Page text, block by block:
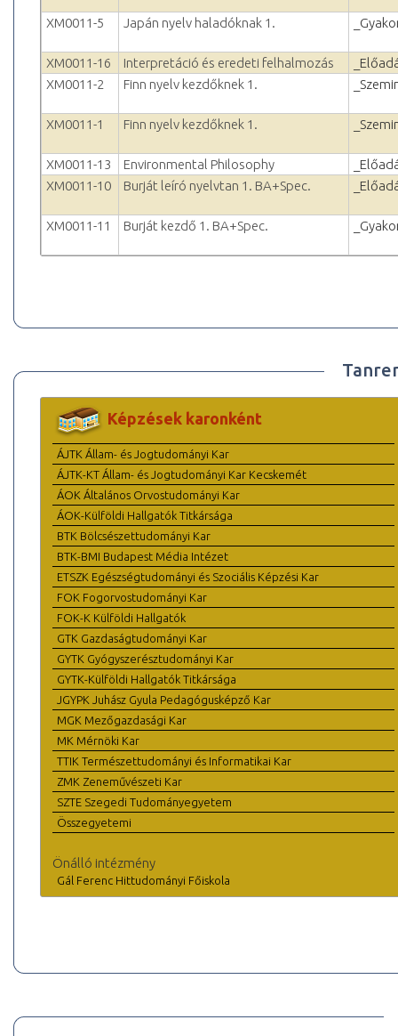
XM0011-5 Japán nyelv haladóknak 1.
XM0011-16 Interpretáció és eredeti felhalmozás
XM0011-2
Finn nyelv kezdőknek 1.
XM0011-1 Finn nyelv kezdőknek 1.
XM0011-13 Environmental Philosophy
XM0011-10
Burját leíró nyelvtan 1. BA+Spec.
XM0011-11 Burját kezdő 1. BA+Spec.
Képzések karonként
ÁJTK Állam- és Jogtudományi Kar
ÁJTK-KT Állam- és Jogtudományi Kar Kecskemét
ÁOK Általános Orvostudományi Kar
ÁOK-Külföldi Hallgatók Titkársága
BTK Bölcsészettudományi Kar
BTK-BMI Budapest Média Intézet
ETSZK Egészségtudományi és Szociális Képzési Kar
FOK Fogorvostudományi Kar
FOK-K Külföldi Hallgatók
GTK Gazdaságtudományi Kar
GYTK Gyógyszerésztudományi Kar
GYTK-Külföldi Hallgatók Titkársága
JGYPK Juhász Gyula Pedagógusképző Kar
MGK Mezőgazdasági Kar
MK Mérnöki Kar
TTIK Természettudományi és Informatikai Kar
ZMK Zeneművészeti Kar
SZTE Szegedi Tudományegyetem
Összegyetemi
Önálló intézmény
Gál Ferenc Hittudományi Főiskola